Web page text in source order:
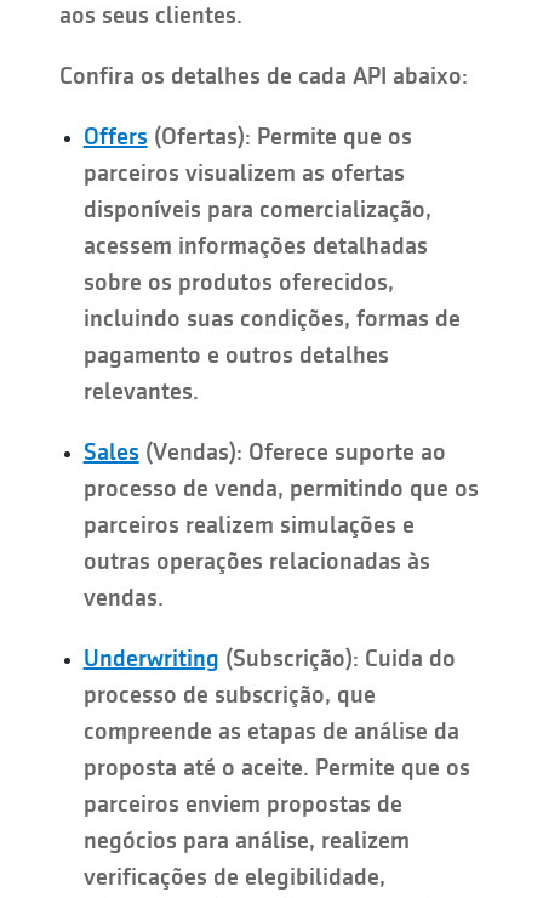
aos seus clientes.
Confira os detalhes de cada API abaixo:
Offers (Ofertas): Permite que os
parceiros visualizem as ofertas
disponíveis para comercialização,
acessem informações detalhadas
sobre os produtos oferecidos,
incluindo suas condições, formas de
pagamento e outros detalhes
relevantes.
Sales (Vendas): Oferece suporte ao
processo de venda, permitindo que os
parceiros realizem simulações e
outras operações relacionadas às
vendas.
Underwriting (Subscrição): Cuida do
processo de subscrição, que
compreende as etapas de análise da
proposta até o aceite. Permite que os
parceiros enviem propostas de
negócios para análise, realizem
verificações de elegibilidade,